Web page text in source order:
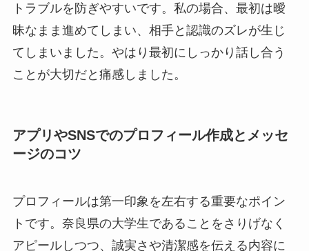
トラブルを防ぎやすいです。私の場合、最初は曖
昧なまま進めてしまい、相手と認識のズレが生じ
てしまいました。やはり最初にしっかり話し合う
ことが大切だと痛感しました。
アプリやSNSでのプロフィール作成とメッセ
ージのコツ
プロフィールは第一印象を左右する重要なポイン
トです。奈良県の大学生であることをさりげなく
アピールしつつ、誠実さや清潔感を伝える内容に